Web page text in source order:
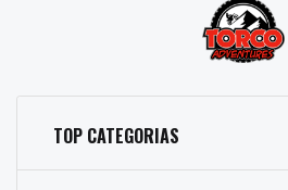
TOP CATEGORIAS